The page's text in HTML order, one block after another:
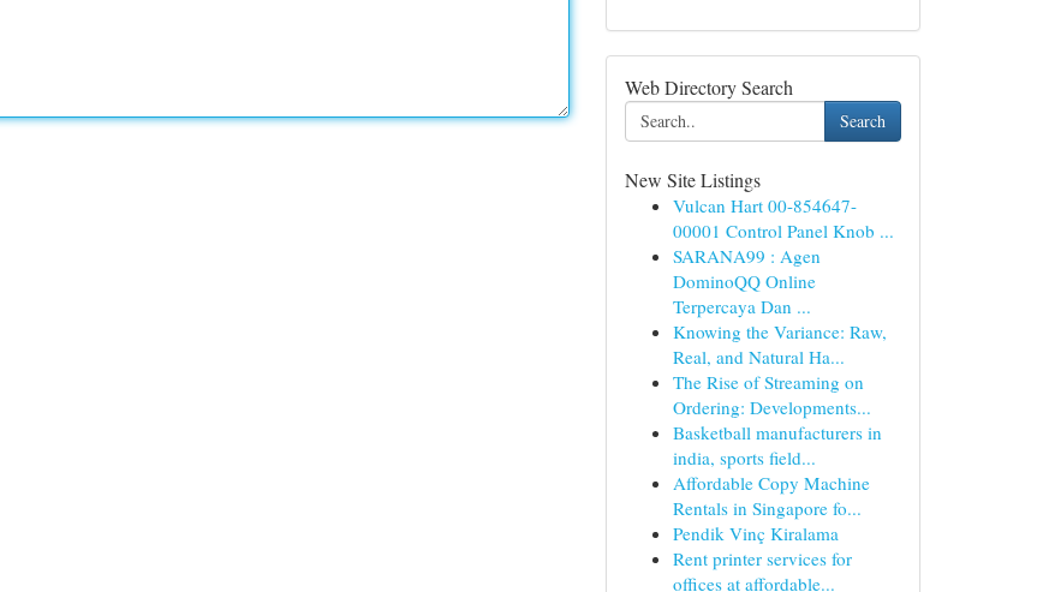
Web Directory Search
Search
New Site Listings
Vulcan Hart 00-854647-
00001 Control Panel Knob ...
SARANA99 : Agen
DominoQQ Online
Terpercaya Dan ...
Knowing the Variance: Raw,
Real, and Natural Ha...
The Rise of Streaming on
Ordering: Developments...
Basketball manufacturers in
india, sports field...
Affordable Copy Machine
Rentals in Singapore fo...
Pendik Vinç Kiralama
Rent printer services for
offices at affordable...